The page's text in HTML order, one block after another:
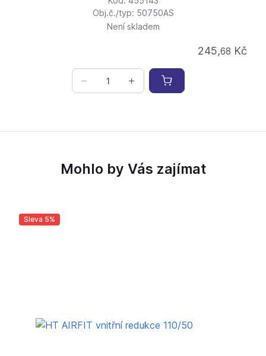
Obj.č./typ: 50750AS
Není skladem
245,68 Kč
Mohlo by Vás zajímat
Sleva 5%